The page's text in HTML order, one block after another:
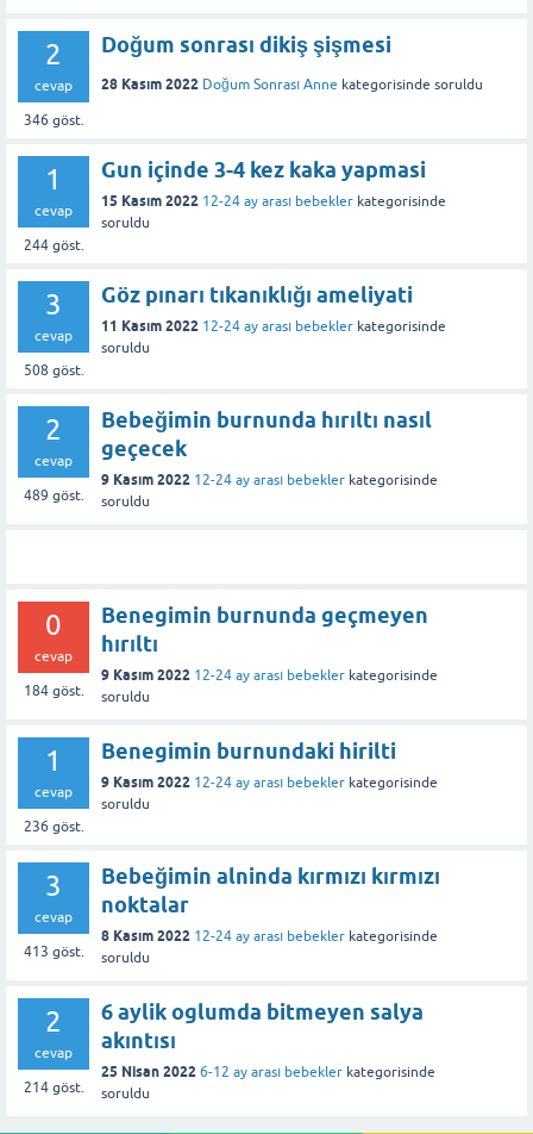
2
cevap
346 göst.
Doğum sonrası dikiş şişmesi
28 Kasım 2022 Doğum Sonrası Anne kategorisinde soruldu
1
cevap
244göst.
Gun içinde 3-4 kez kaka yapmasi
15 Kasım 2022 12-24 ay arası bebekler kategorisinde
soruldu
3
cevap
508 göst.
Göz pınarı tıkanıklığı ameliyati
11 Kasım 2022 12-24 ay arası bebekler kategorisinde
soruldu
2
cevap
489 göst.
Bebeğimin burnunda hırıltı nasıl
geçecek
9 Kasım 2022 12-24 ay arası bebekler kategorisinde
soruldu
0
cevap
184göst.
Benegimin burnunda geçmeyen
hırıltı
9 Kasım 2022 12-24 ay arası bebekler kategorisinde
soruldu
1
cevap
236 göst.
Benegimin burnundaki hirilti
9 Kasım 2022 12-24 ay arası bebekler kategorisinde
soruldu
3
cevap
413 göst.
Bebeğimin alninda kırmızı kırmızı
noktalar
8 Kasım 2022 12-24 ay arası bebekler kategorisinde
soruldu
2
cevap
214göst.
6 aylik oglumda bitmeyen salya
akıntısı
25 Nisan 2022 6-12 ay arası bebekler kategorisinde
soruldu